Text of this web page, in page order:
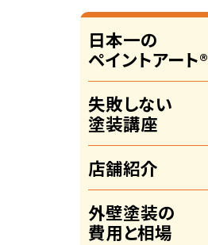
日本一の
ペイントアート®
失敗しない
塗装講座
店舗紹介
外壁塗装の
費用と相場